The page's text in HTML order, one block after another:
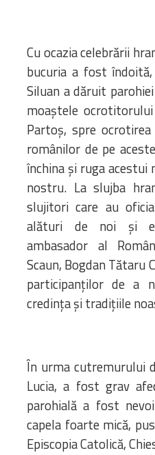
Cu ocazia celebrării
bucuria a fost
Siluan a dăruit
moaștele
Partoș, spre
românilor de pe
închina și ruga
nostru. La slujba
slujitori care au
alături de noi și
ambasador al
Scaun, Bogdan Tătaru
participanților de a
credința și tradițiile
În urma cutremurului
Lucia, a fost grav
parohială a fost
capela foarte mică,
Episcopia Catolică,